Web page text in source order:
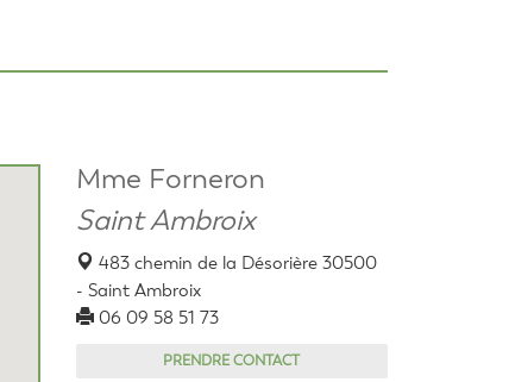
Mme Forneron
Saint Ambroix
483 chemin de la Désorière 30500
- Saint Ambroix
06 09 58 51 73
PRENDRE CONTACT